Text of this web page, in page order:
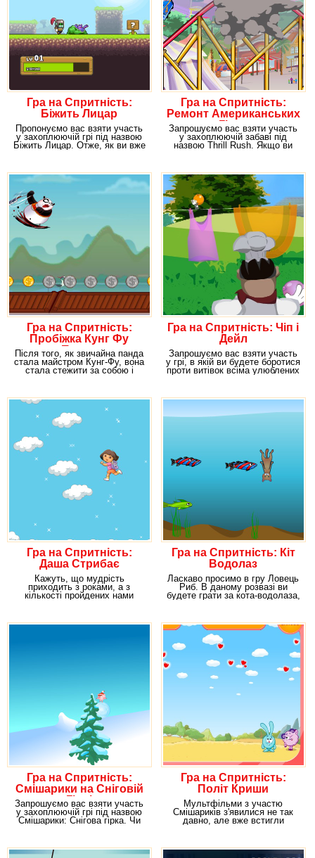
Гра на Спритність:
Біжить Лицар
Пропонуємо вас взяти участь
у захоплюючій грі під назвою
Біжить Лицар. Отже, як ви вже
Гра на Спритність:
Ремонт Американських
Гірок
Запрошуємо вас взяти участь
у захоплюючій забаві під
назвою Thrill Rush. Якщо ви
Гра на Спритність:
Пробіжка Кунг Фу
Панди
Після того, як звичайна панда
стала майстром Кунг-Фу, вона
стала стежити за собою і
Гра на Спритність: Чіп і
Дейл
Запрошуємо вас взяти участь
у грі, в якій ви будете боротися
проти витівок всіма улюблених
Гра на Спритність:
Даша Стрибає
Кажуть, що мудрість
приходить з роками, а з
кількості пройдених нами
Гра на Спритність: Кіт
Водолаз
Ласкаво просимо в гру Ловець
Риб. В даному розвазі ви
будете грати за кота-водолаза,
Гра на Спритність:
Смішарики на Сніговій
Гірці
Запрошуємо вас взяти участь
у захоплюючій грі під назвою
Смішарики: Снігова гірка. Чи
Гра на Спритність:
Політ Криши
Мультфільми з участю
Смішариків з'явилися не так
давно, але вже встигли